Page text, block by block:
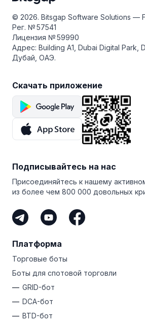
и установите желаемые параметры
по DCA-стратегии.
© 2026. Bitsgap Software Solutions —
Рег. № 57541
Лицензия № 59990
Адрес: Building A1, Dubai Digital Park,
Дубай, ОАЭ.
Скачать приложение
Подписывайтесь на нас
Присоединяйтесь к нашему
из более чем 800 000 довольных
Платформа
Торговые боты
Боты для спотовой торговли
GRID-бот
DCA-бот
BTD-бот